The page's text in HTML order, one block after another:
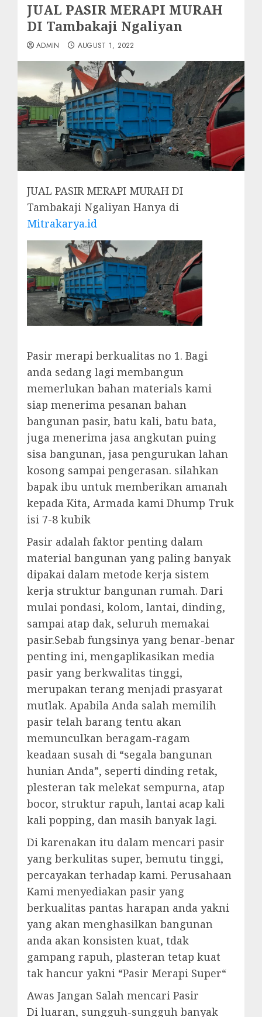
JUAL PASIR MERAPI MURAH
DI Tambakaji Ngaliyan
ADMIN AUGUST 1, 2022
JUAL PASIR MERAPI MURAH DI
Tambakaji Ngaliyan Hanya di
Mitrakarya.id
Pasir merapi berkualitas no 1. Bagi
anda sedang lagi membangun
memerlukan bahan materials kami
siap menerima pesanan bahan
bangunan pasir, batu kali, batu bata,
juga menerima jasa angkutan puing
sisa bangunan, jasa pengurukan lahan
kosong sampai pengerasan. silahkan
bapak ibu untuk memberikan amanah
kepada Kita, Armada kami Dhump Truk
isi 7-8 kubik
Pasir adalah faktor penting dalam
material bangunan yang paling banyak
dipakai dalam metode kerja sistem
kerja struktur bangunan rumah. Dari
mulai pondasi, kolom, lantai, dinding,
sampai atap dak, seluruh memakai
pasir.Sebab fungsinya yang benar-benar
penting ini, mengaplikasikan media
pasir yang berkwalitas tinggi,
merupakan terang menjadi prasyarat
mutlak. Apabila Anda salah memilih
pasir telah barang tentu akan
memunculkan beragam-ragam
keadaan susah di “segala bangunan
hunian Anda”, seperti dinding retak,
plesteran tak melekat sempurna, atap
bocor, struktur rapuh, lantai acap kali
kali popping, dan masih banyak lagi.
Di karenakan itu dalam mencari pasir
yang berkulitas super, bemutu tinggi,
percayakan terhadap kami. Perusahaan
Kami menyediakan pasir yang
berkualitas pantas harapan anda yakni
yang akan menghasilkan bangunan
anda akan konsisten kuat, tdak
gampang rapuh, plasteran tetap kuat
tak hancur yakni “Pasir Merapi Super“
Awas Jangan Salah mencari Pasir
Di luaran, sungguh-sungguh banyak